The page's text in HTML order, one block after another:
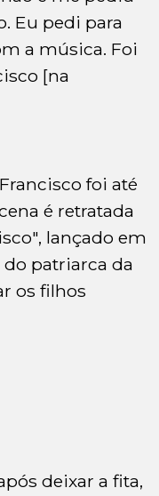
Eu pedi para
a música. Foi
[na
foi até
é retratada
lançado em
patriarca da
os filhos
deixar a fita,